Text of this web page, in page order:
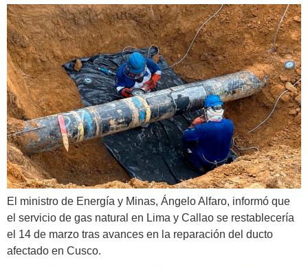
El ministro de Energía y Minas, Ángelo Alfaro, informó que
el servicio de gas natural en Lima y Callao se restablecería
el 14 de marzo tras avances en la reparación del ducto
afectado en Cusco.